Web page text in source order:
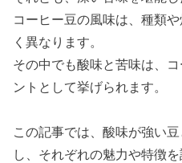
コーヒー豆の風味は、種類
く異なります。
その中でも酸味と苦味は、
ントとして挙げられます。
この記事では、酸味が強い
し、それぞれの魅力や特徴を